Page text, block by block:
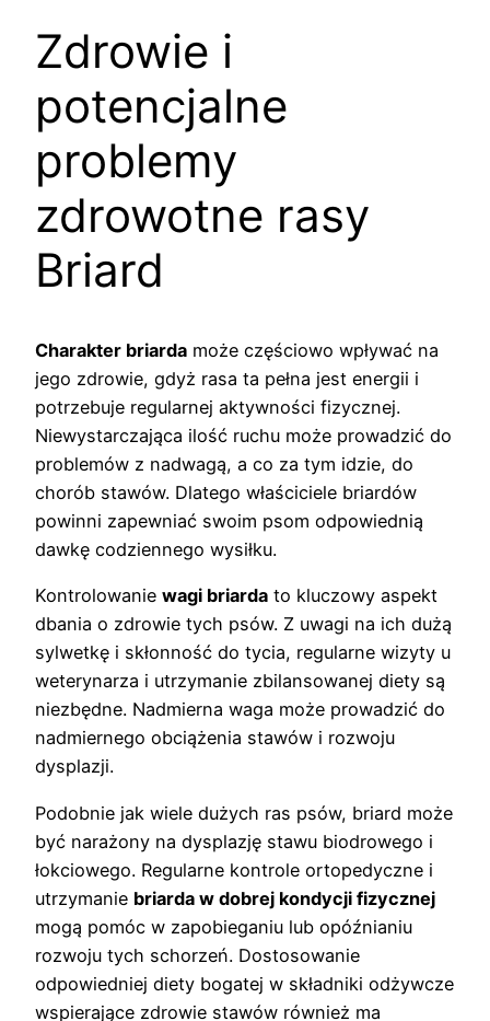
Zdrowie i
potencjalne
problemy
zdrowotne rasy
Briard
Charakter briarda może częściowo wpływać na
jego zdrowie, gdyż rasa ta pełna jest energii i
potrzebuje regularnej aktywności fizycznej.
Niewystarczająca ilość ruchu może prowadzić do
problemów z nadwagą, a co za tym idzie, do
chorób stawów. Dlatego właściciele briardów
powinni zapewniać swoim psom odpowiednią
dawkę codziennego wysiłku.
Kontrolowanie wagi briarda to kluczowy aspekt
dbania o zdrowie tych psów. Z uwagi na ich dużą
sylwetkę i skłonność do tycia, regularne wizyty u
weterynarza i utrzymanie zbilansowanej diety są
niezbędne. Nadmierna waga może prowadzić do
nadmiernego obciążenia stawów i rozwoju
dysplazji.
Podobnie jak wiele dużych ras psów, briard może
być narażony na dysplazję stawu biodrowego i
łokciowego. Regularne kontrole ortopedyczne i
utrzymanie briarda w dobrej kondycji fizycznej
mogą pomóc w zapobieganiu lub opóźnianiu
rozwoju tych schorzeń. Dostosowanie
odpowiedniej diety bogatej w składniki odżywcze
wspierające zdrowie stawów również ma